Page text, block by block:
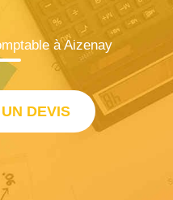
à Aizenay
DEVIS